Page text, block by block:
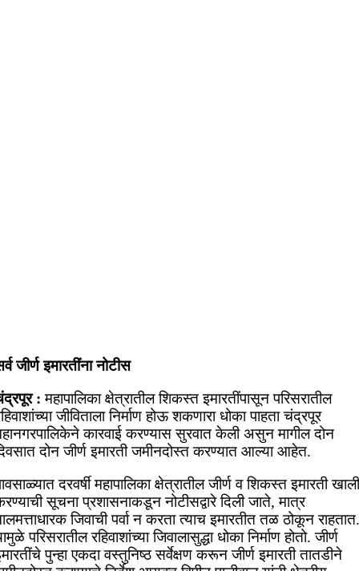
जीर्ण इमारतींना नोटीस
: महापालिका क्षेत्रातील शिकस्त इमारतींपासून परिसरातील
जीविताला निर्माण होऊ शकणारा धोका पाहता चंद्रपूर
कारवाई करण्यास सुरवात केली असुन मागील दोन
दोन जीर्ण इमारती जमीनदोस्त करण्यात आल्या आहेत.
दरवर्षी महापालिका क्षेत्रातील जीर्ण व शिकस्त इमारती खाली
सूचना प्रशासनाकडून नोटीसद्वारे दिली जाते, मात्र
जिवाची पर्वा न करता त्याच इमारतीत तळ ठोकून राहतात.
परिसरातील रहिवाशांच्या जिवालासुद्धा धोका निर्माण होतो. जीर्ण
पुन्हा एकदा वस्तुनिष्ठ सर्वेक्षण करून जीर्ण इमारती तातडीने